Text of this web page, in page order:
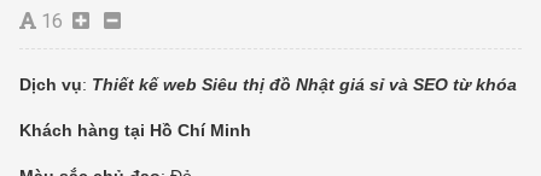
16
Dịch vụ: Thiết kế web Siêu thị đồ Nhật giá sỉ và SEO từ khóa
Khách hàng tại Hồ Chí Minh